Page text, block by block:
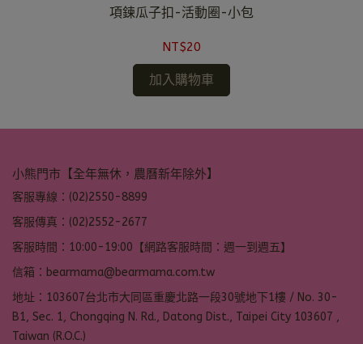
項鍊瓜子扣-活動圈-小包
NT$20
加入購物車
小熊門市【全年無休，農曆新年除外】
客服專線：(02)2550-8899
客服傳真：(02)2552-2677
客服時間：10:00-19:00【網路客服時間：週一到週五】
信箱：bearmama@bearmama.com.tw
地址：103607台北市大同區重慶北路一段30號地下1樓 / No. 30-
B1, Sec. 1, Chongqing N. Rd., Datong Dist., Taipei City 103607 ,
Taiwan (R.O.C.)